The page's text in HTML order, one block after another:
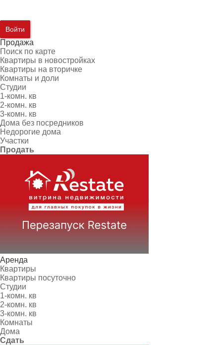
Войти
Продажа
Поиск по карте
Квартиры в новостройках
Квартиры на вторичке
Комнаты и доли
Студии
1-комн. кв
2-комн. кв
3-комн. кв
Дома без посредников
Недорогие дома
Участки
Продать
Аренда
Квартиры
Квартиры посуточно
Студии
1-комн. кв
2-комн. кв
3-комн. кв
Комнаты
Дома
Сдать